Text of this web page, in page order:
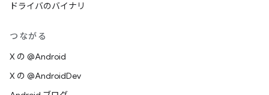
ドライバのバイナリ
つながる
X の @Android
X の @AndroidDev